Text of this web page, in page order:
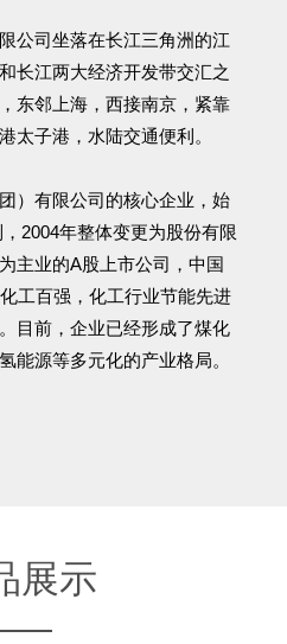
公司坐落在长江三角洲的江
长江两大经济开发带交汇之
东邻上海，西接南京，紧靠
太子港，水陆交通便利。
有限公司的核心企业，始
2004年整体变更为股份有限
主业的A股上市公司，中国
工百强，化工行业节能先进
目前，企业已经形成了煤化
能源等多元化的产业格局。
展示